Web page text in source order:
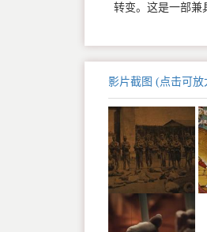
转变。这是一部兼
影片截图 (点击可放